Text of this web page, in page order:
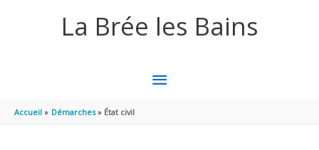
La Brée les Bains
MENU
Accueil Démarches État civil